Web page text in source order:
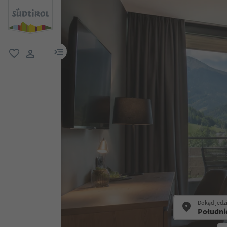
link menu
Dokąd